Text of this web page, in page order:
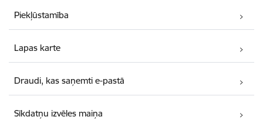
Piekļūstamība
Lapas karte
Draudi, kas saņemti e-pastā
Sīkdatņu izvēles maiņa